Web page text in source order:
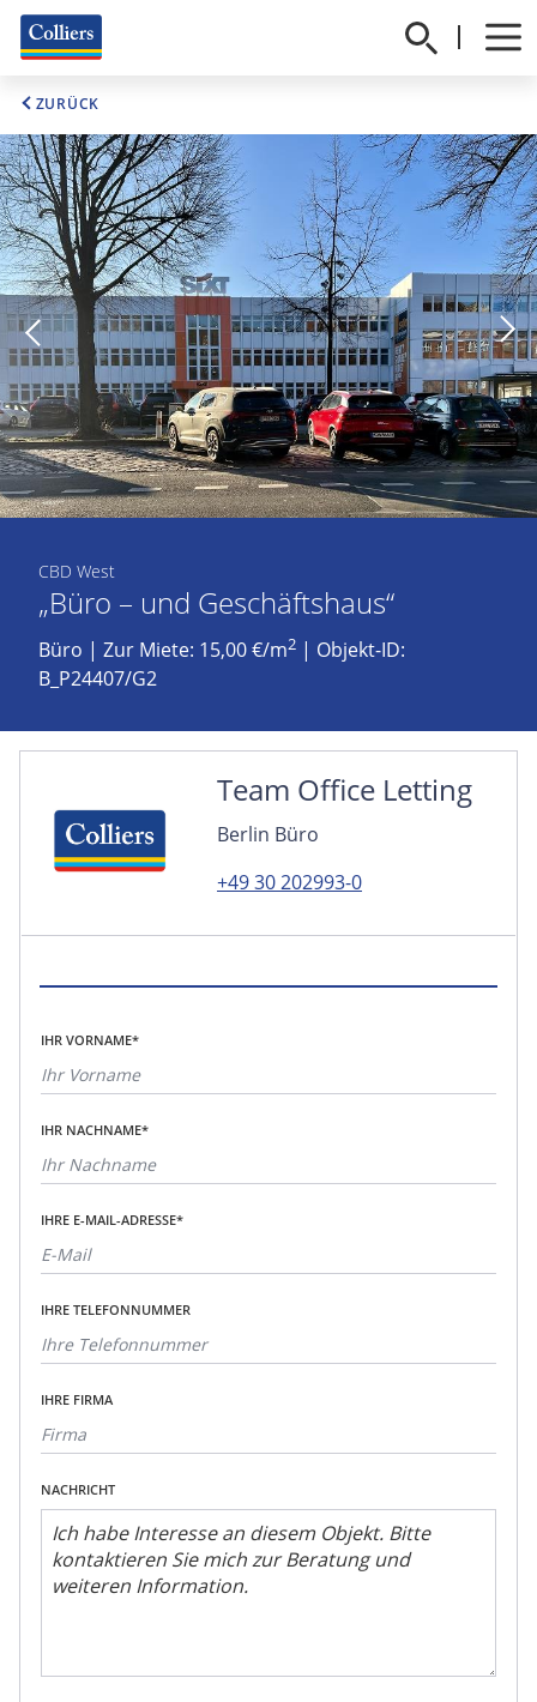
ZURÜCK
CBD West
„Büro – und Geschäftshaus“
Büro | Zur Miete: 15,00 €/m2 | Objekt-ID:
B_P24407/G2
Team Office Letting
Berlin Büro
+49 30 202993-0
IHR VORNAME*
IHR NACHNAME*
IHRE E-MAIL-ADRESSE*
IHRE TELEFONNUMMER
IHRE FIRMA
NACHRICHT